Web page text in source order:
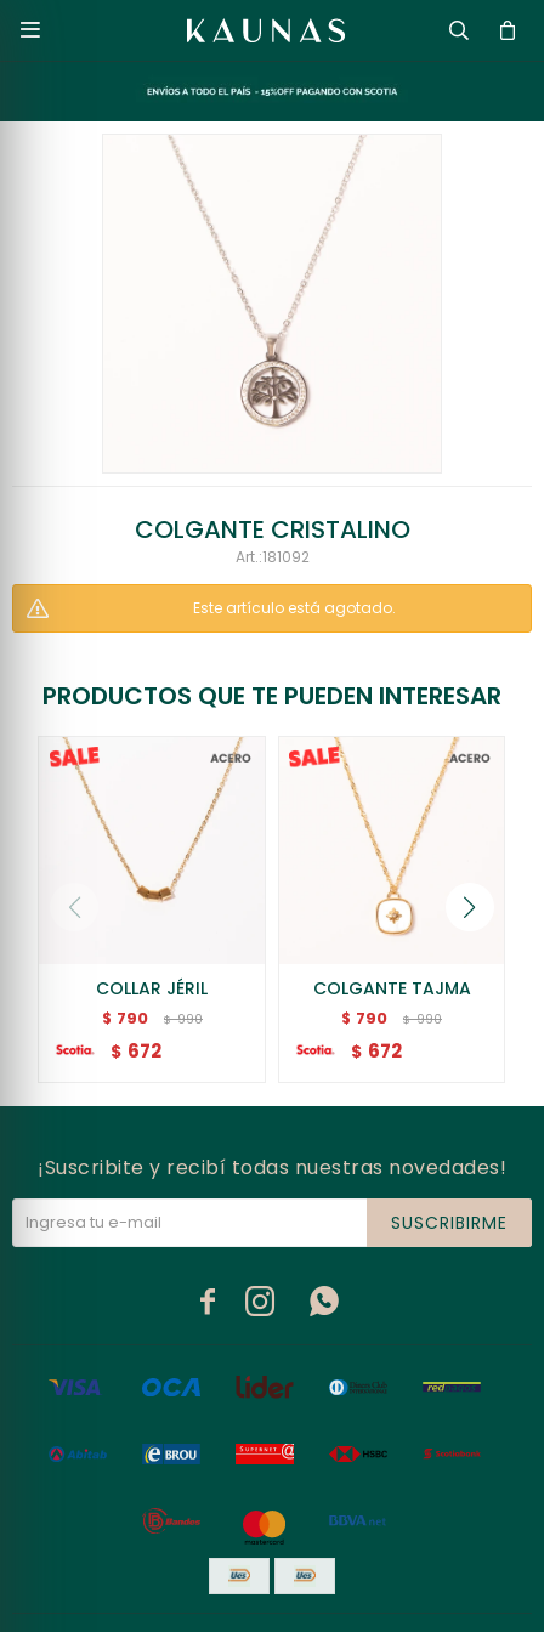

COLGANTE CRISTALINO
181092
Este artículo está agotado.
PRODUCTOS QUE TE PUEDEN INTERESAR
COLLAR JÉRIL
$ 790 $ 990
$ 672
COLGANTE TAJMA
$ 790 $ 990
$ 672
¡Suscribite y recibí todas nuestras novedades!
SUSCRIBIRME
  